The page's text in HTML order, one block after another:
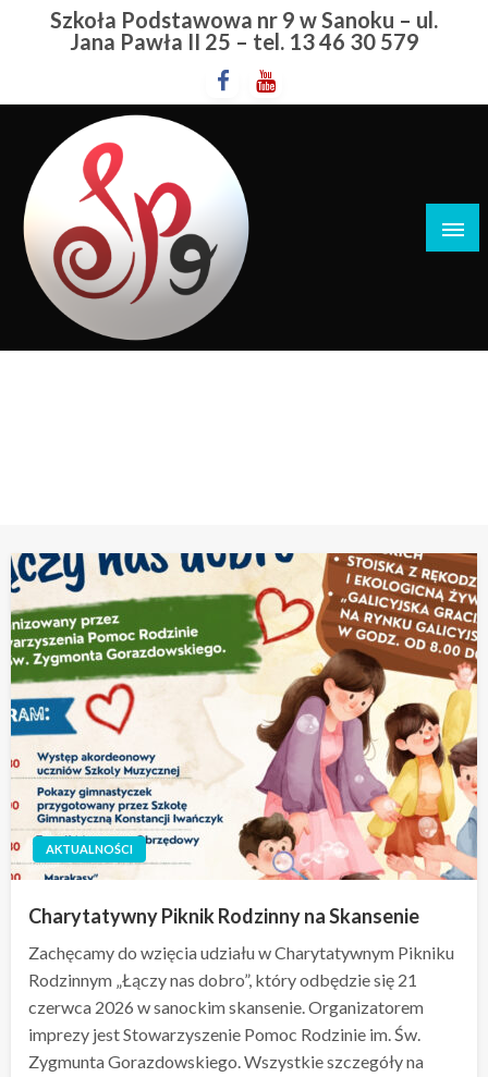
PrzejdźSzkoła Podstawowa nr 9 w Sanoku – ul.
Jana Pawła II 25 – tel. 13 46 30 579
AKTUALNOŚCI
Charytatywny Piknik Rodzinny na Skansenie
Zachęcamy do wzięcia udziału w Charytatywnym Pikniku
Rodzinnym „Łączy nas dobro”, który odbędzie się 21
czerwca 2026 w sanockim skansenie. Organizatorem
imprezy jest Stowarzyszenie Pomoc Rodzinie im. Św.
Zygmunta Gorazdowskiego. Wszystkie szczegóły na